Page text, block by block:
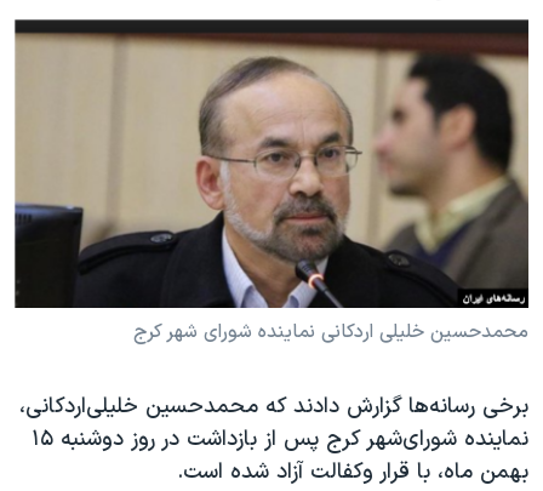
ویدیوها
فرهنگ و زندگی
حقوق شهروندی
اقتصادی
علم و فناوری
اسرائیل در جنگ
بایگانی برنامه‌های تلویزیونی
مستندها
انتخابات ریاست جمهوری آمریکا ۲۰۲۴
حمله جمهوری اسلامی به اسرائیل
رمز مهسا
ورزش زنان در ایران
تریبونال مردمی آبان ۹۸
دادگاه حمید نوری
یادگیری زبان انگلیسی
دنبال کنید
زبانهای مختلف
محمدحسین خلیلی اردکانی نماینده شورای شهر کرج
برخی رسانه‌ها گزارش دادند که محمدحسین‌ خلیلی‌اردکانی،
نماینده شورای‌شهر کرج پس از بازداشت در روز دوشنبه ۱۵
بهمن ماه، با قرار وکفالت آزاد شده است.